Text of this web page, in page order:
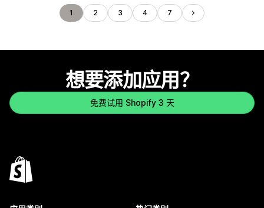
1 2 3 4 7
想要添加应用？
免费试用 Shopify 3 天